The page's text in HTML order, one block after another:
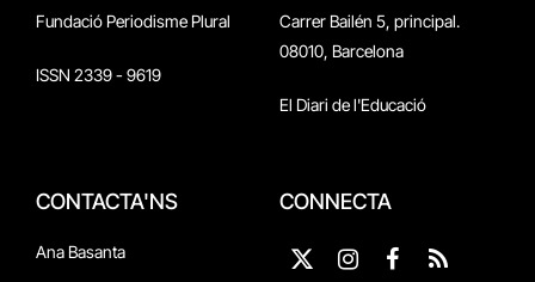
Fundació Periodisme Plural
ISSN 2339 - 9619
Carrer Bailén 5, principal.
08010, Barcelona
El Diari de l'Educació
CONTACTA'NS
Ana Basanta
CONNECTA
X
Instagram
Facebook
RSS